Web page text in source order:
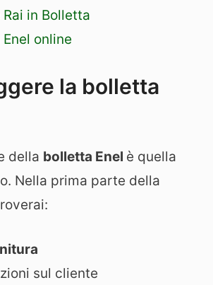
Rai in Bolletta
online
la bolletta
della bolletta Enel è quella
Nella prima parte della
sul cliente